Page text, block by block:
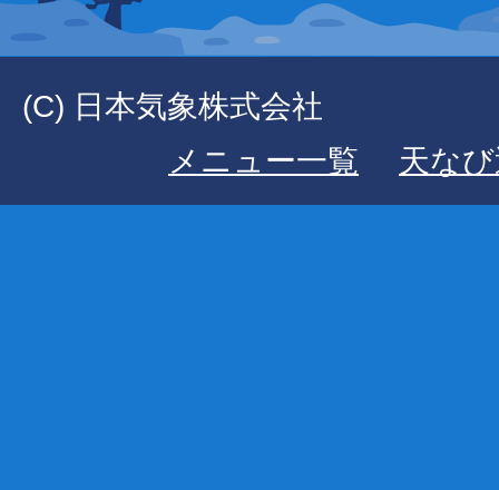
(C) 日本気象株式会社
メニュー一覧
天な